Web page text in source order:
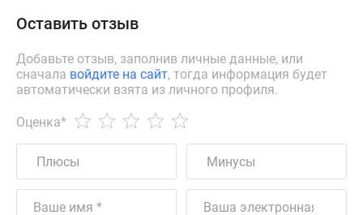
Оставить отзыв
Добавьте отзыв, заполнив личные данные, или
сначала войдите на сайт, тогда информация будет
автоматически взята из личного профиля.
Оценка*